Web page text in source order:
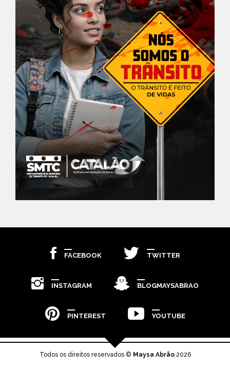
FACEBOOK TWITTER
INSTAGRAM BLOGMAYSABRAO
PINTEREST YOUTUBE
Todos os direitos reservados © Maysa Abrão 2026